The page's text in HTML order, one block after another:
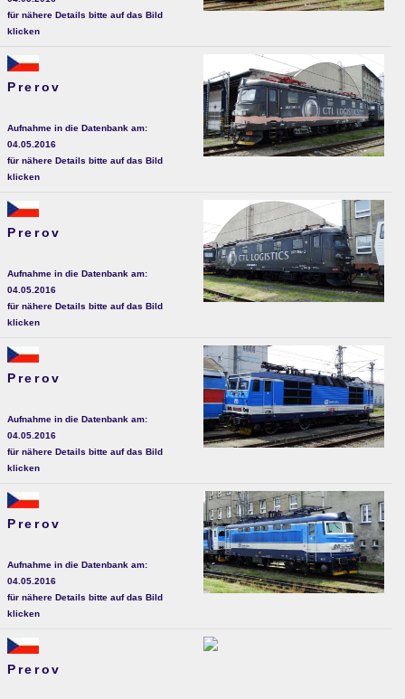
für nähere Details bitte auf das Bild
klicken
Prerov
Aufnahme in die Datenbank am:
04.05.2016
für nähere Details bitte auf das Bild
klicken
Prerov
Aufnahme in die Datenbank am:
04.05.2016
für nähere Details bitte auf das Bild
klicken
Prerov
Aufnahme in die Datenbank am:
04.05.2016
für nähere Details bitte auf das Bild
klicken
Prerov
Aufnahme in die Datenbank am:
04.05.2016
für nähere Details bitte auf das Bild
klicken
Prerov